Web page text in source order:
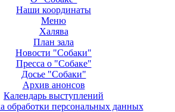
Наши координаты
Меню
Халява
План зала
Новости "Собаки"
Пресса о "Собаке"
Досье "Собаки"
Архив анонсов
Календарь выступлений
обработки персональных данных